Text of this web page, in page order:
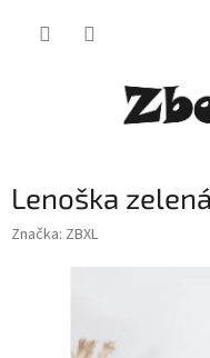
Lenoška
Značka: ZBXL